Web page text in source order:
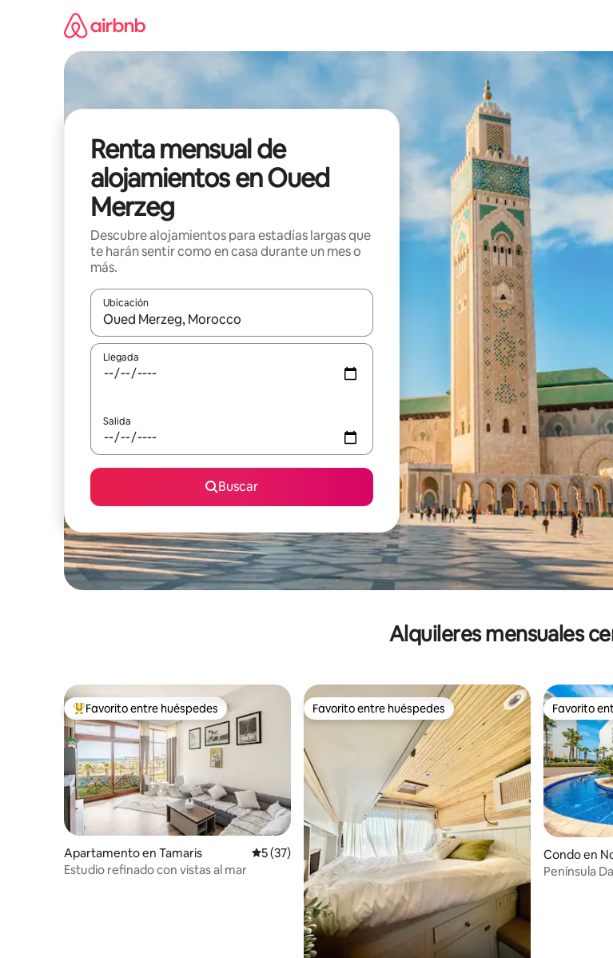
Renta mensual de
alojamientos en Oued
Merzeg
Descubre alojamientos para estadías largas que
te harán sentir como en casa durante un mes o
más.
Ubicación
Cuando los resultados estén disponibles, navega con las teclas de flecha hacia arriba y hacia abajo
Llegada
Salida
Buscar
Alquileres mensuales
Favorito entre huéspedes preferido
Favorito entre huéspedes
Apartamento en Tamaris Calificación promedio: 5 de 5, 37 reseñas
5 (37)
Estudio refinado con vistas al mar
Favorito entre huéspedes
Favorito entre huéspedes Favorito
Favorito
Condo en
Península